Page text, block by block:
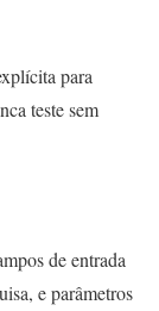
para
teste sem
de entrada
e parâmetros